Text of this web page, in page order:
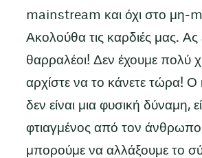
mainstream και όχι στο μη-
Ακολούθα τις καρδιές μας. Ας
θαρραλέοι! Δεν έχουμε πολύ
αρχίστε να το κάνετε τώρα! Ο
δεν είναι μια φυσική δύναμη,
φτιαγμένος από τον
μπορούμε να αλλάξουμε το